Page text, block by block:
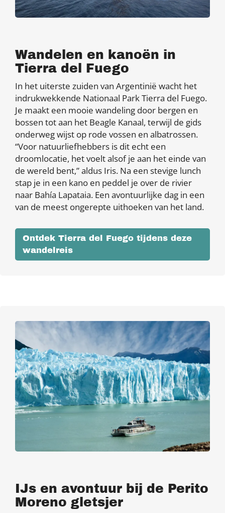
Wandelen en kanoën in
Tierra del Fuego
In het uiterste zuiden van Argentinië wacht het
indrukwekkende Nationaal Park Tierra del Fuego.
Je maakt een mooie wandeling door bergen en
bossen tot aan het Beagle Kanaal, terwijl de gids
onderweg wijst op rode vossen en albatrossen.
“Voor natuurliefhebbers is dit echt een
droomlocatie, het voelt alsof je aan het einde van
de wereld bent,” aldus Iris. Na een stevige lunch
stap je in een kano en peddel je over de rivier
naar Bahía Lapataia. Een avontuurlijke dag in een
van de meest ongerepte uithoeken van het land.
Ontdek Tierra del Fuego tijdens deze
wandelreis
IJs en avontuur bij de Perito
Moreno gletsjer